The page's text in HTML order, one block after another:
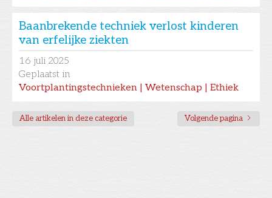
Baanbrekende techniek verlost kinderen
van erfelijke ziekten
16 juli 2025
Geplaatst in
Voortplantingstechnieken | Wetenschap | Ethiek
Alle artikelen in deze categorie Volgende pagina